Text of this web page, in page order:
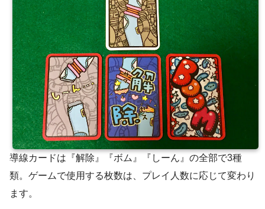
導線カードは『解除』『ボム』『しーん』の全部で3種
類。ゲームで使用する枚数は、プレイ人数に応じて変わり
ます。